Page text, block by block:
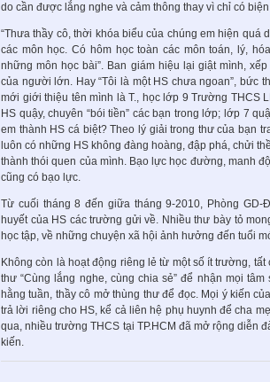
do cần được lắng nghe và cảm thông thay vì chỉ có
“Thưa thầy cô, thời khóa biểu của chúng em hiện quá
các môn học. Có hôm học toàn các môn toán, lý,
những môn học bài”. Ban giám hiệu lại giật mình,
của người lớn. Hay “Tôi là một HS chưa ngoan”, bức
mới giới thiệu tên mình là T., học lớp 9 Trường THCS
HS quậy, chuyên “bói tiền” các bạn trong lớp; lớp 7
em thành HS cá biệt? Theo lý giải trong thư của bạn
luôn có những HS không đàng hoàng, đập phá, chửi
thành thói quen của mình. Bạo lực học đường, manh
cũng có bạo lực.
Từ cuối tháng 8 đến giữa tháng 9-2010, Phòng GD-
huyết của HS các trường gửi về. Nhiều thư bày tỏ
học tập, về những chuyện xã hội ảnh hưởng đến tuổi
Không còn là hoạt động riêng lẻ từ một số ít trường,
thư “Cùng lắng nghe, cùng chia sẻ” để nhận mọi
hằng tuần, thầy cô mở thùng thư để đọc. Mọi ý kiến
trả lời riêng cho HS, kể cả liên hệ phụ huynh để cha
qua, nhiều trường THCS tại TP.HCM đã mở rộng diễn
kiến.